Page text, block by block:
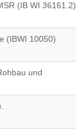
(IB WI 36161.2)
(IBWI 10050)
und